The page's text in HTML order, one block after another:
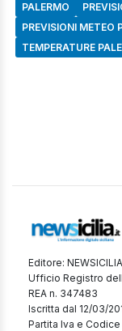
PALERMO
PREVISIONI METEO
TEMPERATURE
Editore:
Ufficio Registro
REA n. 347483
Iscritta dal 12/03/
Partita Iva e